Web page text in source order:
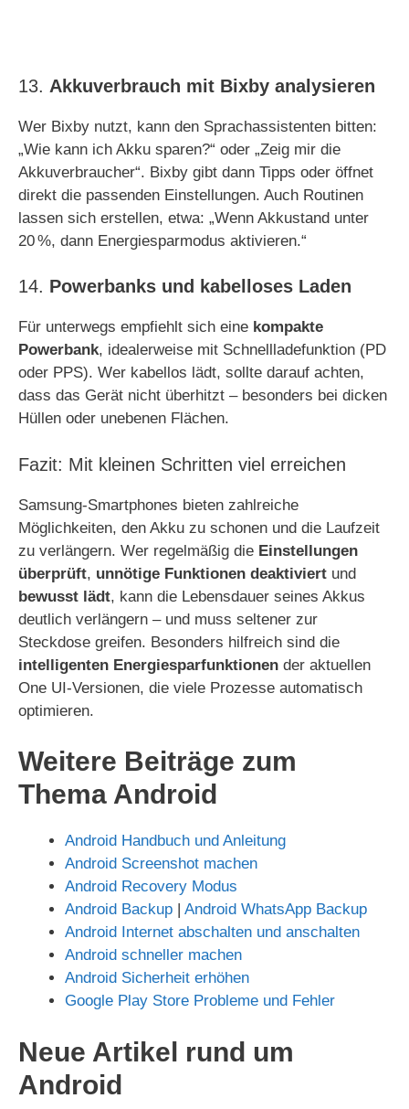
13. Akkuverbrauch mit Bixby analysieren
Wer Bixby nutzt, kann den Sprachassistenten bitten:
„Wie kann ich Akku sparen?“ oder „Zeig mir die
Akkuverbraucher“. Bixby gibt dann Tipps oder öffnet
direkt die passenden Einstellungen. Auch Routinen
lassen sich erstellen, etwa: „Wenn Akkustand unter
20 %, dann Energiesparmodus aktivieren.“
14. Powerbanks und kabelloses Laden
Für unterwegs empfiehlt sich eine kompakte
Powerbank, idealerweise mit Schnellladefunktion (PD
oder PPS). Wer kabellos lädt, sollte darauf achten,
dass das Gerät nicht überhitzt – besonders bei dicken
Hüllen oder unebenen Flächen.
Fazit: Mit kleinen Schritten viel erreichen
Samsung-Smartphones bieten zahlreiche
Möglichkeiten, den Akku zu schonen und die Laufzeit
zu verlängern. Wer regelmäßig die Einstellungen
überprüft, unnötige Funktionen deaktiviert und
bewusst lädt, kann die Lebensdauer seines Akkus
deutlich verlängern – und muss seltener zur
Steckdose greifen. Besonders hilfreich sind die
intelligenten Energiesparfunktionen der aktuellen
One UI-Versionen, die viele Prozesse automatisch
optimieren.
Weitere Beiträge zum
Thema Android
Android Handbuch und Anleitung
Android Screenshot machen
Android Recovery Modus
Android Backup
Android WhatsApp Backup
Android Internet abschalten und anschalten
Android schneller machen
Android Sicherheit erhöhen
Google Play Store Probleme und Fehler
Neue Artikel rund um
Android